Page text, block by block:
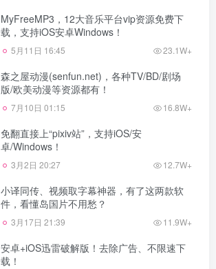
MyFreeMP3，12大音乐平台vip资源免费下
载，支持iOS安卓Windows！
5月11日 16:45 23.1W+
森之屋动漫(senfun.net)，各种TV/BD/剧场
版/欧美动漫等资源都有！
7月10日 01:15 16.8W+
免翻直接上“pixiv站”，支持iOS/安
卓/Windows！
3月2日 20:27 12.7W+
小译同传、视频取字幕神器，有了这两款软
件，看懂岛国片不用愁？
3月17日 21:39 11.9W+
安卓+iOS迅雷破解版！去除广告、不限速下
载！